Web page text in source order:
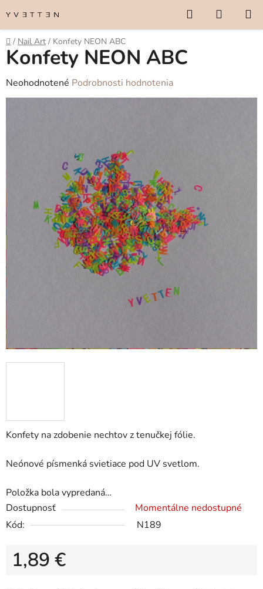
na
obsah
Hľadať
KOŠÍK
Domov
/ Nail Art / Konfety NEON ABC
Konfety na zdobenie nechtov z tenučkej fólie.
Neónové písmenká svietiace pod UV svetlom.
Položka bola vypredaná…
Dostupnosť
Momentálne nedostupné
Kód:
N189
1,89 €
Konfety NEON ABC
Priemerné
hodnotenie
hviezdičiek.
Neohodnotené Podrobnosti hodnotenia